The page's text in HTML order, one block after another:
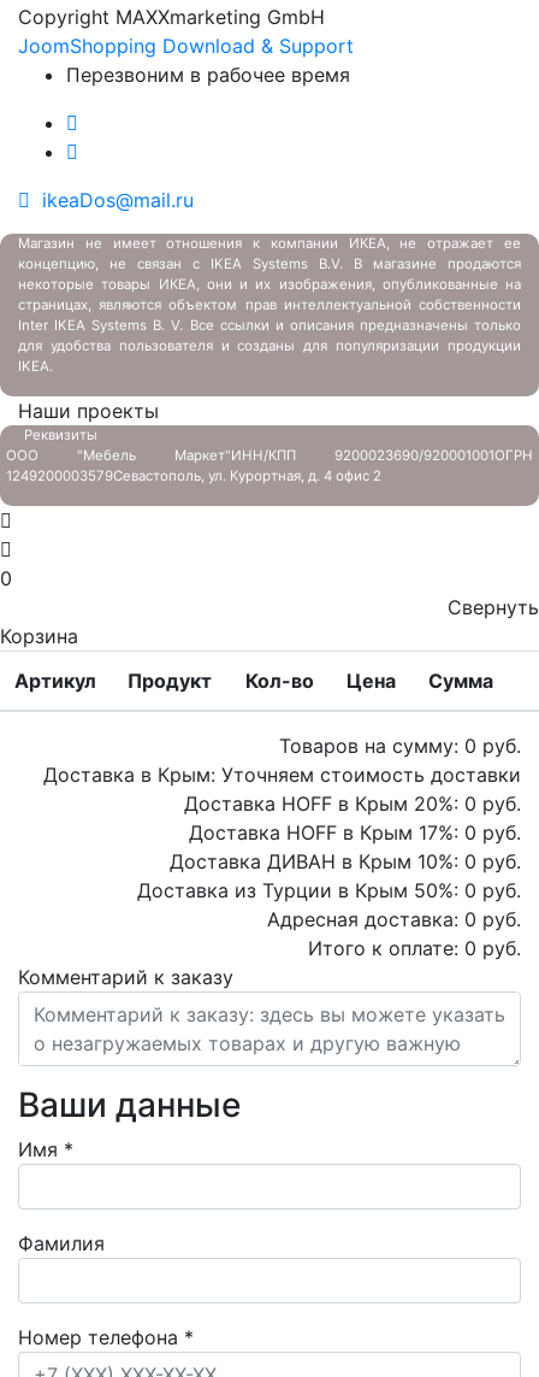
Copyright MAXXmarketing GmbH
JoomShopping Download & Support
Перезвоним в рабочее время
ikeaDos@mail.ru
Магазин не имеет отношения к компании ИКЕА, не отражает ее
концепцию, не связан с IKEA Systems B.V. В магазине продаются
некоторые товары ИКЕА, они и их изображения, опубликованные на
страницах, являются объектом прав интеллектуальной собственности
Inter IKEA Systems B. V. Все ссылки и описания предназначены только
для удобства пользователя и созданы для популяризации продукции
IKEA.
Наши проекты
Реквизиты
ООО "Мебель Маркет"ИНН/КПП 9200023690/920001001ОГРН
1249200003579Севастополь, ул. Курортная, д. 4 офис 2
0
Свернуть
Корзина
Артикул
Продукт Кол-во Цена Сумма
Товаров на сумму: 0 руб.
Доставка в Крым: Уточняем стоимость доставки
Доставка HOFF в Крым 20%: 0 руб.
Доставка HOFF в Крым 17%: 0 руб.
Доставка ДИВАН в Крым 10%: 0 руб.
Доставка из Турции в Крым 50%: 0 руб.
Адресная доставка: 0 руб.
Итого к оплате: 0 руб.
Комментарий к заказу
Ваши данные
Имя *
Фамилия
Номер телефона *